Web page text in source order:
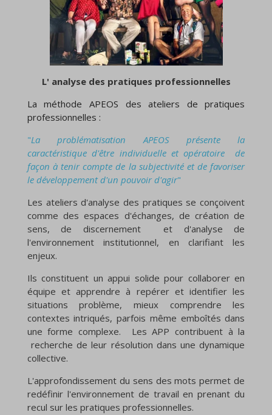
L' analyse des pratiques professionnelles
La méthode APEOS des ateliers de pratiques
professionnelles :
"La problématisation APEOS présente la
caractéristique d'être individuelle et opératoire de
façon à tenir compte de la subjectivité et de favoriser
le développement d'un pouvoir d'agir"
Les ateliers d'analyse des pratiques se conçoivent
comme des espaces d'échanges, de création de
sens, de discernement et d'analyse de
l'environnement institutionnel, en clarifiant les
enjeux.
Ils constituent un appui solide pour collaborer en
équipe et apprendre à repérer et identifier les
situations problème, mieux comprendre les
contextes intriqués, parfois même emboîtés dans
une forme complexe. Les APP contribuent à la
recherche de leur résolution dans une dynamique
collective.
L'approfondissement du sens des mots permet de
redéfinir l'environnement de travail en prenant du
recul sur les pratiques professionnelles.